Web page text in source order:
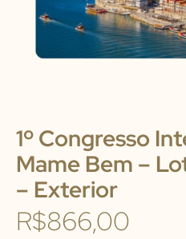
1º Congresso
Mame Bem –
– Exterior
R$866,00